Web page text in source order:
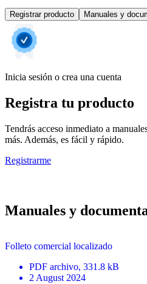
Registrar producto Manuales y
Inicia sesión o crea una cuenta
Registra tu producto
Tendrás acceso inmediato a
más. Además, es fácil y rápido.
Registrarme
Manuales y
Folleto comercial localizado
PDF archivo, 331.8 kB
2 August 2024